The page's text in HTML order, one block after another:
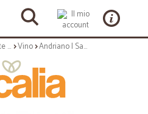
Acqua, Bibite e Alcolici Vino Andriano | Sauvignon Blanc a. a. 'Andrius' - 75cl annata 2020